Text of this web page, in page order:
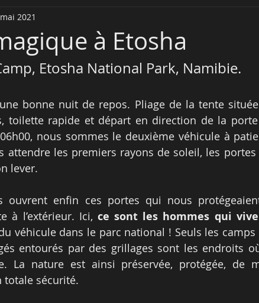
à Etosha
2021
Etosha National Park, Namibie.
bonne nuit de repos. Pliage de la tente
toilette rapide et départ en direction de la
nous sommes le deuxième véhicule à
attendre les premiers rayons de soleil, les portes
lever.
ouvrent enfin ces portes qui nous
à l’extérieur. Ici, ce sont les hommes qui
véhicule dans le parc national ! Seuls les camps
entourés par des grillages sont les endroits
La nature est ainsi préservée, protégée, de
totale sécurité.